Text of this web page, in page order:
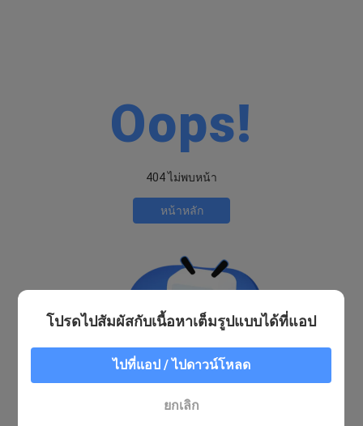
Oops!
404 ไม่พบหน้า
หน้าหลัก
โปรดไปสัมผัสกับเนื้อหาเต็มรูปแบบได้ที่แอป
ไปที่แอป / ไปดาวน์โหลด
ยกเลิก